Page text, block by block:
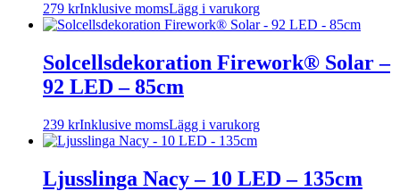
279 krInklusive momsLägg i varukorg
Solcellsdekoration Firework® Solar –
92 LED – 85cm
239 krInklusive momsLägg i varukorg
Ljusslinga Nacy – 10 LED – 135cm